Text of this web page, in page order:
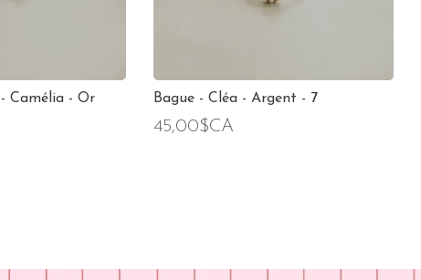
- Camélia - Or
Bague - Cléa - Argent - 7
45,00$CA